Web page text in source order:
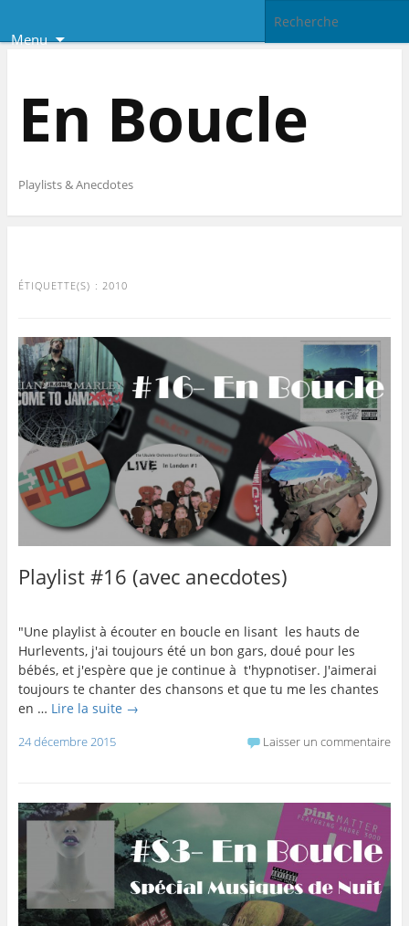
Menu
En Boucle
Playlists & Anecdotes
ÉTIQUETTE(S) : 2010
Playlist #16 (avec anecdotes)
"Une playlist à écouter en boucle en lisant les hauts de
Hurlevents, j'ai toujours été un bon gars, doué pour les
bébés, et j'espère que je continue à t'hypnotiser. J'aimerai
toujours te chanter des chansons et que tu me les chantes
en … Lire la suite →
24 décembre 2015 Laisser un commentaire